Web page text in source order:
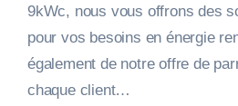
9kWc, nous vous offrons des
pour vos besoins en énergie
également de notre offre de
chaque client…